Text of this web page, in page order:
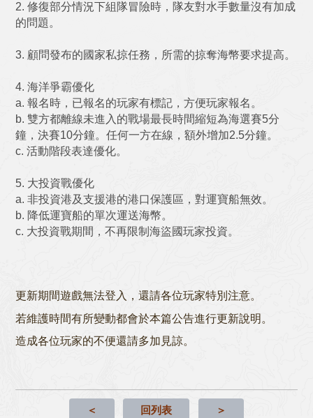
2. 修復部分情況下組隊冒險時，隊友對水手數量沒有加成
的問題。
3. 顧問發布的國家私掠任務，所需的掠奪海幣要求提高。
4. 海洋爭霸優化
a. 報名時，已報名的玩家有標記，方便玩家報名。
b. 雙方都離線未進入的戰場最長時間縮短為海選賽5分
鐘，決賽10分鐘。任何一方在線，額外增加2.5分鐘。
c. 活動階段表達優化。
5. 大投資戰優化
a. 非投資港及支援港的港口保護區，對運寶船無效。
b. 降低運寶船的單次運送海幣。
c. 大投資戰期間，不再限制海盜國玩家投資。
更新期間遊戲無法登入，還請各位玩家特別注意。
若維護時間有所變動都會於本篇公告進行更新說明。
造成各位玩家的不便還請多加見諒。
＜ 回列表 ＞